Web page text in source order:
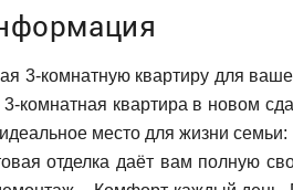
3-комнатную квартиру для
3-комнатная квартира в новом
место для жизни семьи:
отделка даёт вам полную